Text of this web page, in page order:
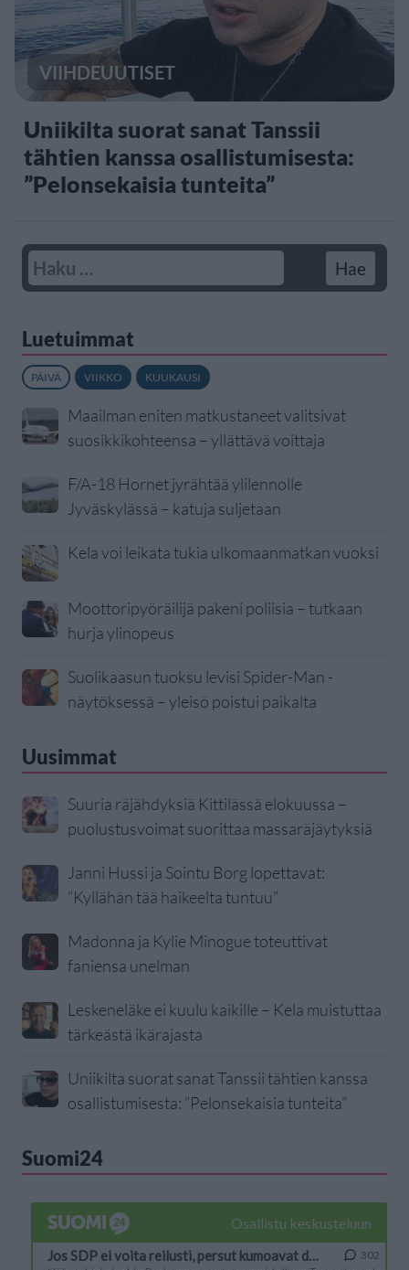
VIIHDEUUTISET
Uniikilta suorat sanat Tanssii
tähtien kanssa osallistumisesta:
”Pelonsekaisia tunteita”
Luetuimmat
PÄIVÄ VIIKKO KUUKAUSI
Maailman eniten matkustaneet valitsivat
suosikkikohteensa – yllättävä voittaja
F/A-18 Hornet jyrähtää ylilennolle
Jyväskylässä – katuja suljetaan
Kela voi leikata tukia ulkomaanmatkan vuoksi
Moottoripyöräilijä pakeni poliisia – tutkaan
hurja ylinopeus
Suolikaasun tuoksu levisi Spider-Man -
näytöksessä – yleisö poistui paikalta
Uusimmat
Suuria räjähdyksiä Kittilässä elokuussa –
puolustusvoimat suorittaa massaräjäytyksiä
Janni Hussi ja Sointu Borg lopettavat:
”Kyllähän tää haikeelta tuntuu”
Madonna ja Kylie Minogue toteuttivat
faniensa unelman
Leskeneläke ei kuulu kaikille – Kela muistuttaa
tärkeästä ikärajasta
Uniikilta suorat sanat Tanssii tähtien kanssa
osallistumisesta: ”Pelonsekaisia tunteita”
Suomi24